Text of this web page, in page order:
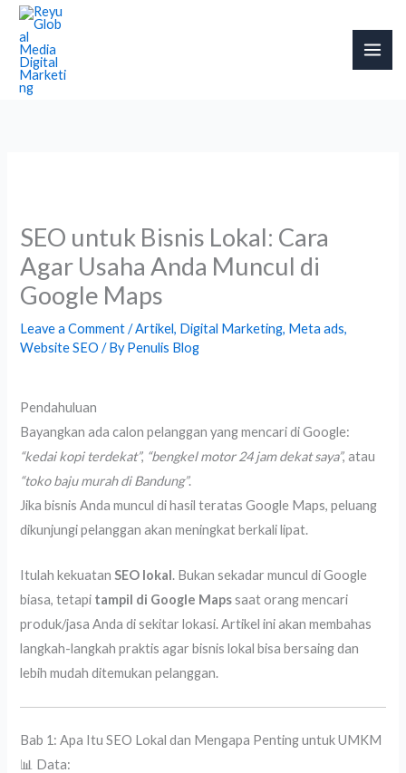
Skip
content
SEO untuk Bisnis Lokal: Cara
Agar Usaha Anda Muncul di
Google Maps
Leave a Comment /Artikel, Digital Marketing, Meta ads,
Website SEO / ByPenulis Blog
Pendahuluan
Bayangkan ada calon pelanggan yang mencari di Google:
“kedai kopi terdekat”, “bengkel motor 24 jam dekat saya”, atau
“toko baju murah di Bandung”.
Jika bisnis Anda muncul di hasil teratas Google Maps, peluang
dikunjungi pelanggan akan meningkat berkali lipat.
Itulah kekuatanSEO lokal. Bukan sekadar muncul di Google
biasa, tetapi tampil di Google Mapssaat orang mencari
produk/jasa Anda di sekitar lokasi. Artikel ini akan membahas
langkah-langkah praktis agar bisnis lokal bisa bersaing dan
lebih mudah ditemukan pelanggan.
Bab 1: Apa Itu SEO Lokal dan Mengapa Penting untuk UMKM
📊 Data: